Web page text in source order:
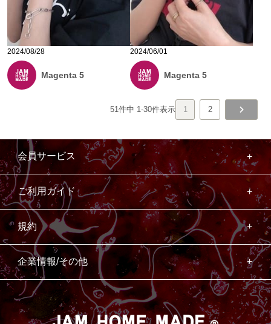
2024/08/28
Magenta 5
2024/06/01
Magenta 5
51件中 1-30件表示 1 2
会員サービス
ご利用ガイド
規約
企業情報/その他